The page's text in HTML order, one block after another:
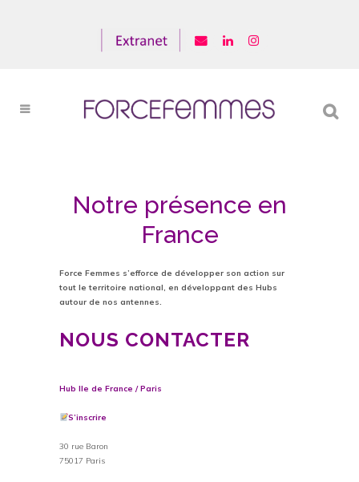
Notre présence en
France
Force Femmes s’efforce de développer son action sur
tout le territoire national, en développant des Hubs
autour de nos antennes.
NOUS CONTACTER
Hub Ile de France / Paris
S’inscrire
30 rue Baron
75017 Paris